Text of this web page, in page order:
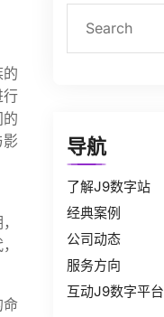
行
命
导航
了解J9数字站
经典案例
公司动态
服务方向
互动J9数字平台